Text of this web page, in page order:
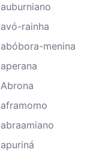
auburniano
avó-rainha
abóbora-menina
aperana
Abrona
aframomo
abraamiano
apuriná